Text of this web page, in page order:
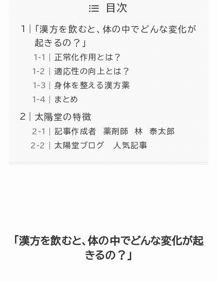
目次
「漢方を飲むと、体の中でどんな変化が
起きるの？」
正常化作用とは？
適応性の向上とは？
身体を整える漢方薬
まとめ
太陽堂の特徴
記事作成者 薬剤師 林 泰太郎
太陽堂ブログ 人気記事
「漢方を飲むと、体の中でどんな変化が起
きるの？」